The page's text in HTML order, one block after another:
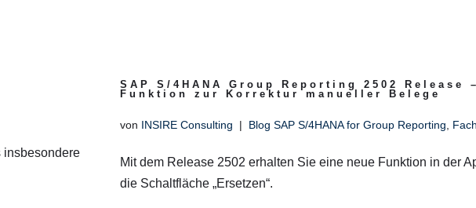
insbesondere
SAP S/4HANA Group Reporting 2502
Funktion zur Korrektur manueller Belege
von INSIRE Consulting Blog SAP S/4HANA for Group Reporting
Mit dem Release 2502 erhalten Sie eine neue Funktion in der
die Schaltfläche „Ersetzen“.